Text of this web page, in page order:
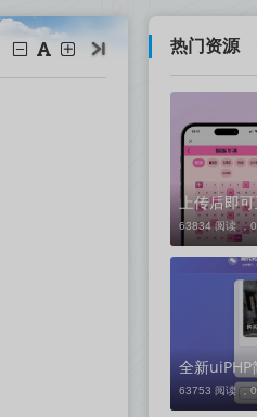
热门资源
上传后即
63834 阅读 ，
全新uiPHP
63753 阅读 ，